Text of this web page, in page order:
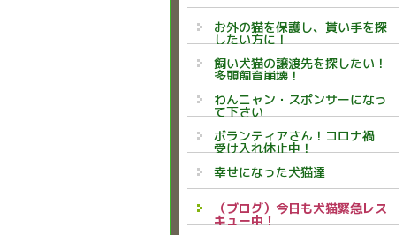
お外の猫を保護し、貰い手を探
したい方に！
飼い犬猫の譲渡先を探したい！
多頭飼育崩壊！
わんニャン・スポンサーになっ
て下さい
ボランティアさん！コロナ禍
受け入れ休止中！
幸せになった犬猫達
（ブログ）今日も犬猫緊急レス
キュー中！